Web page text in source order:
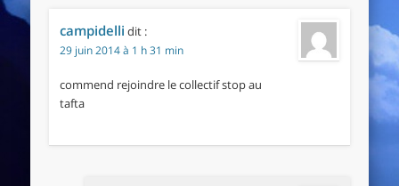
campidelli dit :
29 juin 2014 à 1 h 31 min
commend rejoindre le collectif stop au
tafta